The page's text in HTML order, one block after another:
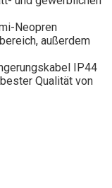
Neopren
außerdem
IP44
Qualität von